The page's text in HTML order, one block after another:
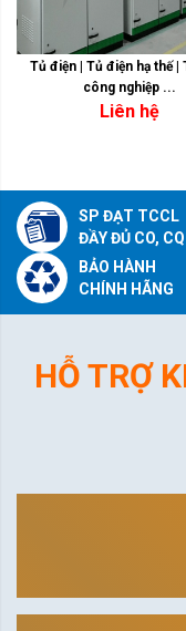
Tủ điện | Tủ điện hạ thế |
công nghiệp ...
Liên hệ
SP ĐẠT TCCL
ĐẦY ĐỦ CO, CQ
BẢO HÀNH
CHÍNH HÃNG
HỖ TRỢ